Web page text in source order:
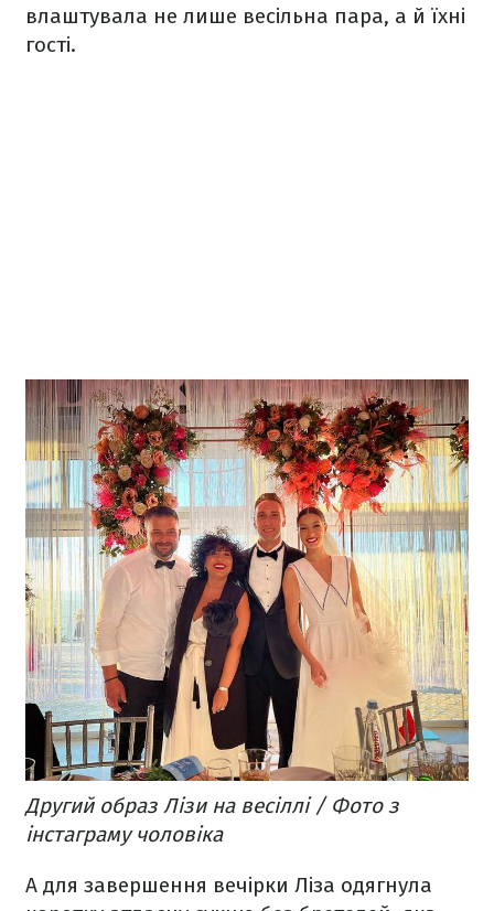
влаштувала не лише весільна пара, а й їхні
гості.
Другий образ Лізи на весіллі / Фото з
інстаграму чоловіка
А для завершення вечірки Ліза одягнула